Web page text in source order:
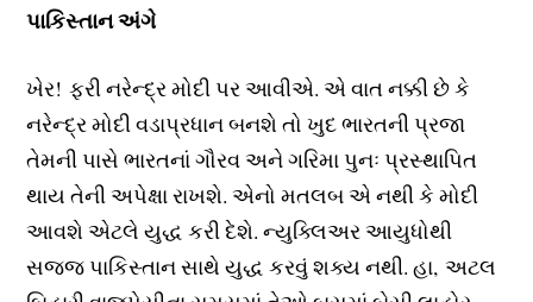
પાકિસ્તાન અંગે
ખેર! ફરી નરેન્દ્ર મોદી પર આવીએ. એ વાત નક્કી છે કે
નરેન્દ્ર મોદી વડાપ્રધાન બનશે તો ખુદ ભારતની પ્રજા
તેમની પાસે ભારતનાં ગૌરવ અને ગરિમા પુનઃ પ્રસ્થાપિત
થાય તેની અપેક્ષા રાખશે. એનો મતલબ એ નથી કે મોદી
આવશે એટલે યુદ્ધ કરી દેશે. ન્યુક્લિઅર આયુધોથી
સજ્જ પાકિસ્તાન સાથે યુદ્ધ કરવું શક્ય નથી. હા, અટલ